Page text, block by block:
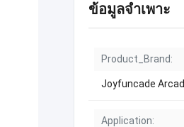
ข้อมูลจำเพาะ
Product_Brand:
Joyfuncade
Application: